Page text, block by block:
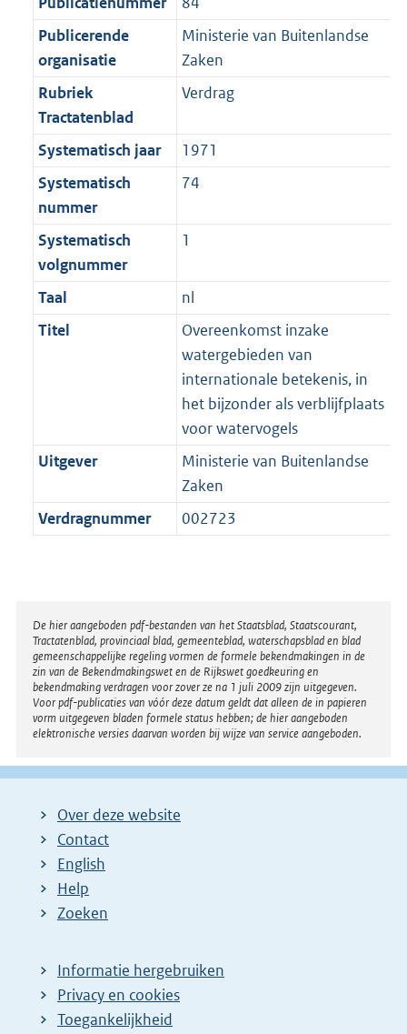
Publicerende
organisatie
Ministerie van Buitenlandse
Zaken
Rubriek
Tractatenblad
Verdrag
Systematisch jaar
1971
Systematisch
nummer
74
Systematisch
volgnummer
1
Taal
nl
Titel
Overeenkomst inzake
watergebieden van
internationale betekenis, in
het bijzonder als verblijfplaats
voor watervogels
Uitgever
Ministerie van Buitenlandse
Zaken
Verdragnummer
002723
Disclaimer
De hier aangeboden pdf-bestanden van het Staatsblad, Staatscourant,
Tractatenblad, provinciaal blad, gemeenteblad, waterschapsblad en blad
gemeenschappelijke regeling vormen de formele bekendmakingen in de
zin van de Bekendmakingswet en de Rijkswet goedkeuring en
bekendmaking verdragen voor zover ze na 1 juli 2009 zijn uitgegeven.
Voor pdf-publicaties van vóór deze datum geldt dat alleen de in papieren
vorm uitgegeven bladen formele status hebben; de hier aangeboden
elektronische versies daarvan worden bij wijze van service aangeboden.
Over deze website
Contact
English
Help
Zoeken
Informatie hergebruiken
Privacy en cookies
Toegankelijkheid